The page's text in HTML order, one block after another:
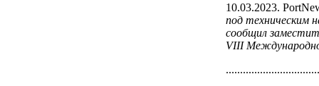
10.03.2023.
под техническим
сообщил
VIII